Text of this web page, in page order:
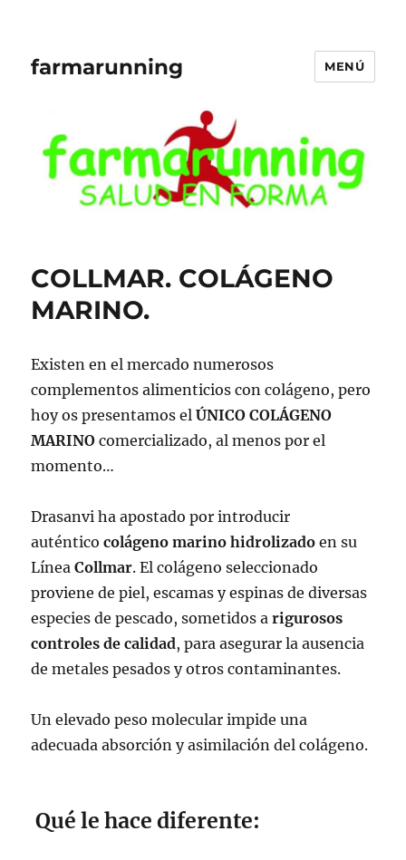
farmarunning MENÚ
COLLMAR. COLÁGENO
MARINO.
Existen en el mercado numerosos
complementos alimenticios con colágeno, pero
hoy os presentamos el ÚNICO COLÁGENO
MARINO comercializado, al menos por el
momento…
Drasanvi ha apostado por introducir
auténticocolágeno marino hidrolizado en su
LíneaCollmar. El colágeno seleccionado
proviene de piel, escamas y espinas de diversas
especies de pescado, sometidos arigurosos
controles de calidad, para asegurar la ausencia
de metales pesados y otros contaminantes.
Un elevado peso molecular impide una
adecuada absorción y asimilación del colágeno.
Qué le hace diferente: